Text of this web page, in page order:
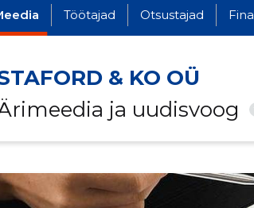
Töötajad Otsustajad
& KO OÜ
ja uudisvoog